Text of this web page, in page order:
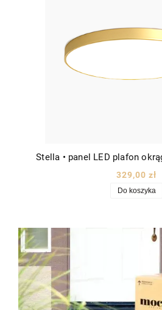
Stella • panel LED plafon
329,00 zł
Do koszyka